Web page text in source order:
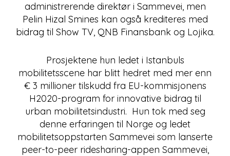
administrerende direktør i Sammevei, men
Pelin Hizal Smines kan også krediteres med
bidrag til Show TV, QNB Finansbank og Lojika.
Prosjektene hun ledet i Istanbuls
mobilitetsscene har blitt hedret med mer enn
€ 3 millioner tilskudd fra EU-kommisjonens
H2020-program for innovative bidrag til
urban mobilitetsindustri. Hun tok med seg
denne erfaringen til Norge og ledet
mobilitetsoppstarten Sammevei som lanserte
peer-to-peer ridesharing-appen Sammevei,